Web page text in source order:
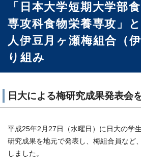
「日本大学短期大学部
専攻科食物栄養専攻」
人伊豆月ヶ瀬梅組合（
り組み
日大による梅研究成果発表会
平成25年2月27日（水曜日）に日大の学
研究成果を地元で発表し、梅組合員など
しました。